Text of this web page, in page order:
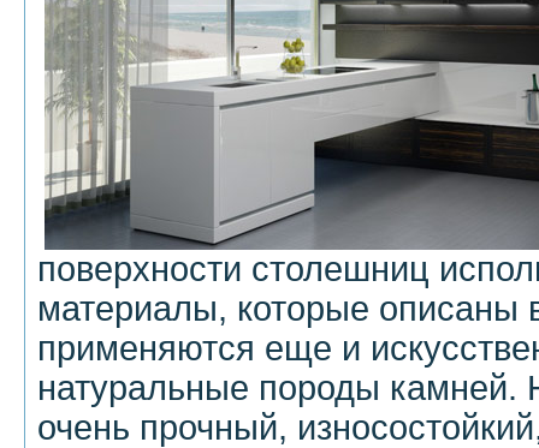
поверхности столешниц
материалы, которые
применяются еще и
натуральные породы камней.
очень прочный,